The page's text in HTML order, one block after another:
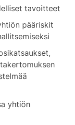
tavoitteet
pääriskit
yhtiön